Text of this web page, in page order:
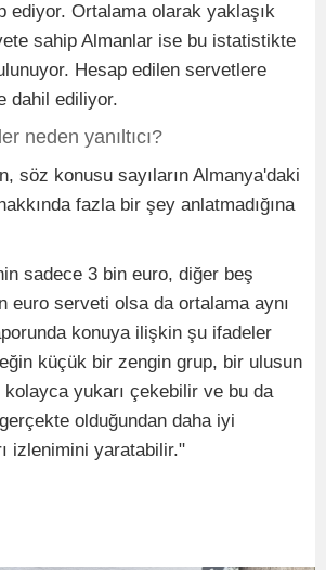
ediyor. Ortalama olarak yaklaşık
sahip Almanlar ise bu istatistikte
Hesap edilen servetlere
dahil ediliyor.
neden yanıltıcı?
söz konusu sayıların Almanya'daki
fazla bir şey anlatmadığına
sadece 3 bin euro, diğer beş
euro serveti olsa da ortalama aynı
konuya ilişkin şu ifadeler
küçük bir zengin grup, bir ulusun
kolayca yukarı çekebilir ve bu da
olduğundan daha iyi
izlenimini yaratabilir."